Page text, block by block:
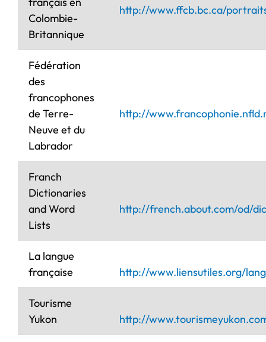
Colombie-
Britannique
http://www.ffcb.bc.ca/
Fédération
des
francophones
de Terre-
Neuve et du
Labrador
http://
Franch
Dictionaries
and Word
Lists
http://french.about.com/od/
La langue
française
http://www.liensutiles.org/
Tourisme
Yukon
http://